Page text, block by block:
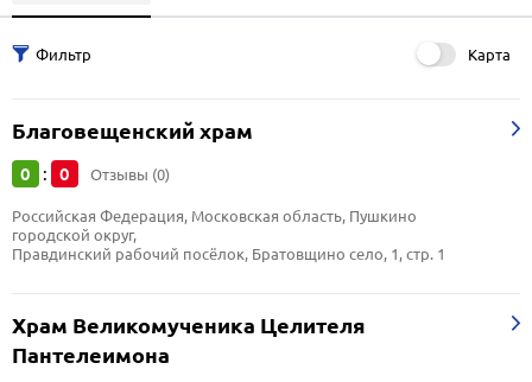
Карта
Благовещенский храм
0 : 0 Отзывы (0)
Российская Федерация, Московская область, Пушкино
городской округ,
Правдинский рабочий посёлок, Братовщино село, 1, стр. 1
Храм Великомученика Целителя
Пантелеимона